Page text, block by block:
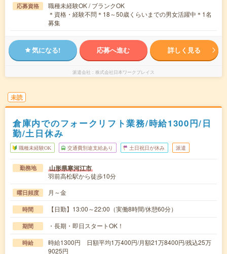
応募資格
職種未経験OK / ブランクOK
＊資格・経験不問＊18～50歳くらいまでの男女活躍中＊1名
募集
気になる! 応募へ進む 詳しく見る
派遣会社 株式会社日本ワークプレイス
未読
倉庫内でのフォークリフト業務/時給1300円/日
勤/土日休み
職種未経験OK 交通費別途支給あり 土日祝日が休み 派遣
勤務地 山形県寒河江市
羽前高松駅から徒歩10分
曜日頻度 月～金
時間 【日勤】13:00～22:00（実働8時間/休憩60分）
期間 ・長期・即日スタートOK！
時給
時給1300円 日額平均1万400円/月額21万8400円/残込25万
9025円